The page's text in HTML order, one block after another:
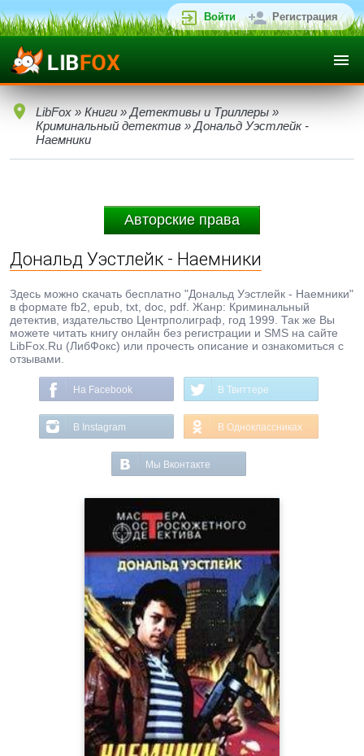
Войти Регистрация
LibFox » Книги » Детективы и Триллеры »
Криминальный детектив » Дональд Уэстлейк -
Наемники
Авторские права
Дональд Уэстлейк - Наемники
Здесь можно скачать бесплатно "Дональд Уэстлейк - Наемники"
в формате fb2, epub, txt, doc, pdf. Жанр: Криминальный
детектив, издательство Центрполиграф, год 1999. Так же Вы
можете читать книгу онлайн без регистрации и SMS на сайте
LibFox.Ru (ЛибФокс) или прочесть описание и ознакомиться с
отзывами.
На Facebook В Твиттере
В Instagram В Одноклассниках
Мы Вконтакте